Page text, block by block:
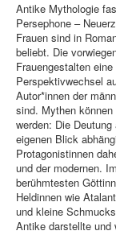
Antike Mythologie
Persephone –
Frauen sind in
beliebt. Die
Frauengestalten
Perspektivwechsel
Autor*innen der
sind. Mythen
werden: Die
eigenen Blick
Protagonistinnen
und der modernen.
berühmtesten
Heldinnen wie
und kleine
Antike darstellte und